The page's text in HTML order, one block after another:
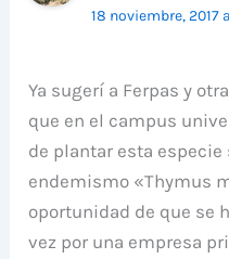
18 noviembre, 2017
Ya sugerí a Ferpas y
que en el campus
de plantar esta especie
endemismo «Thymus
oportunidad de que se
vez por una empresa